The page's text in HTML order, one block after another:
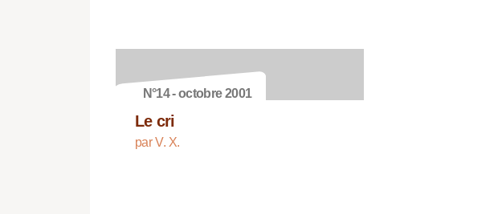
N°14 - octobre 2001
Le cri
par V. X.